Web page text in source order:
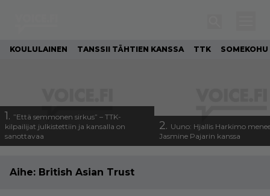
KOULULAINEN TANSSII TÄHTIEN KANSSA TTK SOMEKOHU
1. ”Että semmonen sirkus” – TTK-
kilpailijat julkistettiin ja kansalla on
sanottavaa
2. Uuno: Hjallis Harkimo
Jasmine Pajarin kanssa
Aihe: British Asian Trust